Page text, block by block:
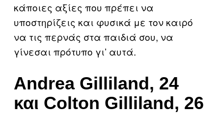
κάποιες αξίες που πρέπει να
υποστηρίζεις και φυσικά με τον καιρό
να τις περνάς στα παιδιά σου, να
γίνεσαι πρότυπο γι’ αυτά.
Andrea Gilliland, 24
και Colton Gilliland, 26